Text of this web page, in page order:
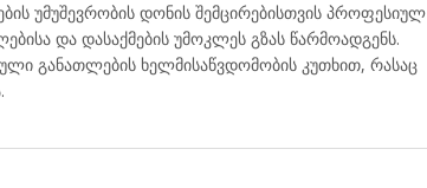
უმუშევრობის დონის შემცირებისთვის პროფესიულ
და დასაქმების უმოკლეს გზას წარმოადგენს.
განათლების ხელმისაწვდომობის კუთხით, რასაც